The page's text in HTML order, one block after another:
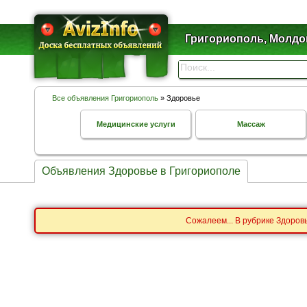
Григориополь,
Все объявления Григориополь » Здоровье
Медицинские услуги Массаж
Объявления Здоровье в Григориополе
Сожалеем... В рубрике